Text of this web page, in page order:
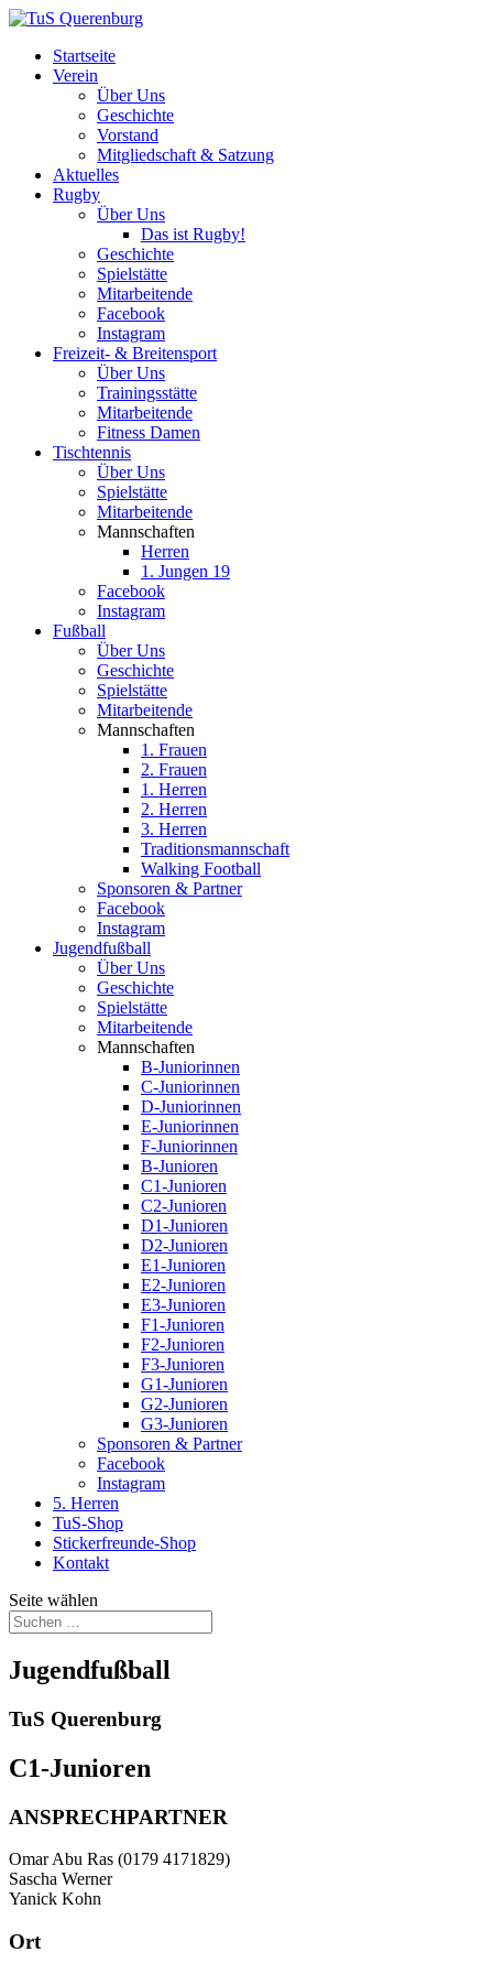
Startseite
Verein
Über Uns
Geschichte
Vorstand
Mitgliedschaft & Satzung
Aktuelles
Rugby
Über Uns
Das ist Rugby!
Geschichte
Spielstätte
Mitarbeitende
Facebook
Instagram
Freizeit- & Breitensport
Über Uns
Trainingsstätte
Mitarbeitende
Fitness Damen
Tischtennis
Über Uns
Spielstätte
Mitarbeitende
Mannschaften
Herren
1. Jungen 19
Facebook
Instagram
Fußball
Über Uns
Geschichte
Spielstätte
Mitarbeitende
Mannschaften
1. Frauen
2. Frauen
1. Herren
2. Herren
3. Herren
Traditionsmannschaft
Walking Football
Sponsoren & Partner
Facebook
Instagram
Jugendfußball
Über Uns
Geschichte
Spielstätte
Mitarbeitende
Mannschaften
B-Juniorinnen
C-Juniorinnen
D-Juniorinnen
E-Juniorinnen
F-Juniorinnen
B-Junioren
C1-Junioren
C2-Junioren
D1-Junioren
D2-Junioren
E1-Junioren
E2-Junioren
E3-Junioren
F1-Junioren
F2-Junioren
F3-Junioren
G1-Junioren
G2-Junioren
G3-Junioren
Sponsoren & Partner
Facebook
Instagram
5. Herren
TuS-Shop
Stickerfreunde-Shop
Kontakt
Seite wählen
Jugendfußball
TuS Querenburg
C1-Junioren
ANSPRECHPARTNER
Omar Abu Ras (0179 4171829)
Sascha Werner
Yanick Kohn
Ort